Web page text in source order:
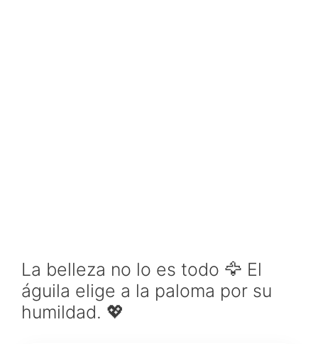
La belleza no lo es todo 🦅 El
águila elige a la paloma por su
humildad. 💖